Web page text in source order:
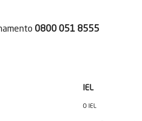
0800 051 8555
IEL
O IEL